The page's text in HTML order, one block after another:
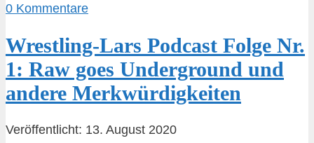
0 Kommentare
Wrestling-Lars Podcast Folge Nr.
1: Raw goes Underground und
andere Merkwürdigkeiten
Veröffentlicht: 13. August 2020